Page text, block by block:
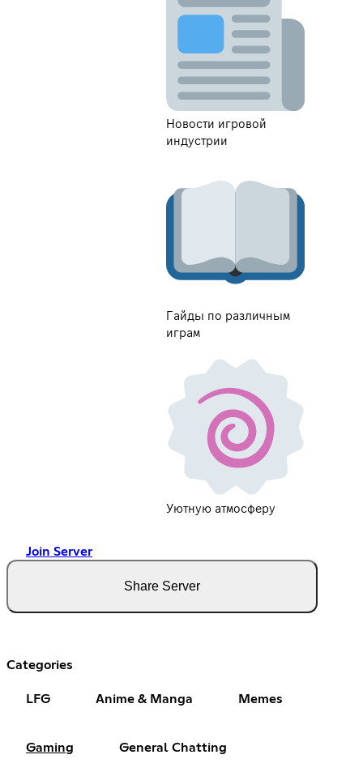
Новости игровой
индустрии
Гайды по различным
играм
Уютную атмосферу
Join Server
Share Server
Categories
LFG Anime & Manga Memes
Gaming General Chatting